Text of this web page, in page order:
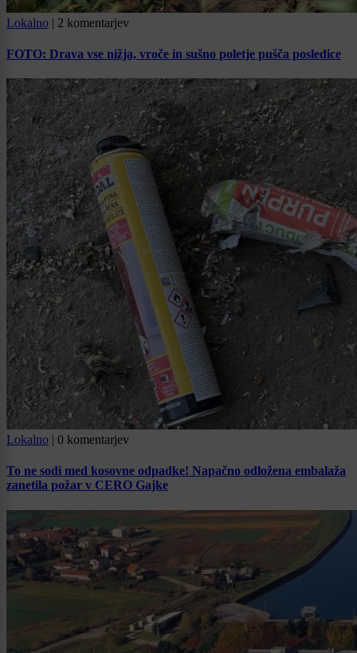
Lokalno | 2 komentarjev
FOTO: Drava vse nižja, vroče in sušno poletje pušča posledice
Lokalno | 0 komentarjev
To ne sodi med kosovne odpadke! Napačno odložena embalaža
zanetila požar v CERO Gajke